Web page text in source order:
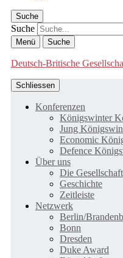
Suche
Suche
Menü Suche
Deutsch-Britische
Schliessen
Konferenzen
Königswinter
Jung
Economic
Defence
Über uns
Die Gesellschaft
Geschichte
Zeitleiste
Netzwerk
Berlin/
Bonn
Dresden
Duke Award